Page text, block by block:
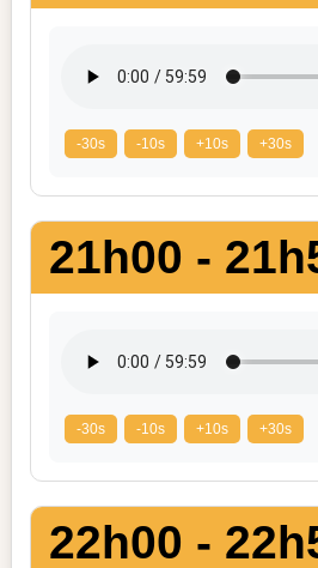
-30s -10s +10s +30s
21h00 -
-30s -10s +10s +30s
22h00 -